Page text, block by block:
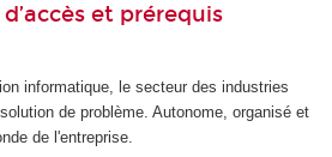
et prérequis
informatique, le secteur des industries
de problème. Autonome, organisé et
de l'entreprise.